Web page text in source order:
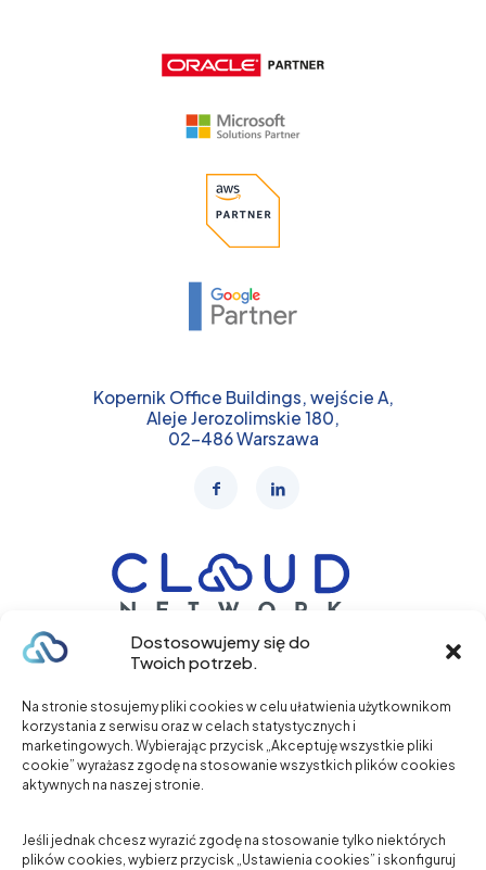
Dostosowujemy się do
Twoich potrzeb.
Na stronie stosujemy pliki cookies w celu ułatwienia użytkownikom
korzystania z serwisu oraz w celach statystycznych i
marketingowych. Wybierając przycisk „Akceptuję wszystkie pliki
cookie” wyrażasz zgodę na stosowanie wszystkich plików cookies
aktywnych na naszej stronie.
Jeśli jednak chcesz wyrazić zgodę na stosowanie tylko niektórych
plików cookies, wybierz przycisk „Ustawienia cookies” i skonfiguruj
Kopernik Office Buildings, wejście A,
Aleje Jerozolimskie 180,
02-486 Warszawa
+48 577 317 102
Zadzwoń
O NAS
USŁUGI